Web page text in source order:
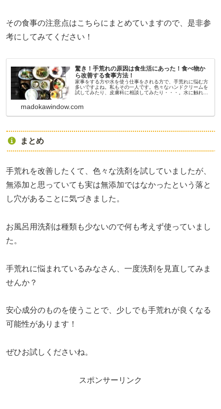
その食事の注意点はこちらにまとめていますので、是非参
考にしてみてください！
驚き！手荒れの原因は食生活にあった！食べ物か
ら改善する食事方法！
家事をする方や水を使う仕事をされる方で、手荒れに悩む方
多いですよね。私もその一人です。色々なハンドクリームを
試してみたり、皮膚科に相談してみたり・・・。水に触れる
madokawindow.com
まとめ
手荒れを改善したくて、色々な洗剤を試していましたが、
無添加と思っていても実は無添加ではなかったという落と
し穴があることに気づきました。
お風呂用洗剤は種類も少ないので何も考えず使っていまし
た。
手荒れに悩まれているみなさん、一度洗剤を見直してみま
せんか？
安心成分のものを使うことで、少しでも手荒れが良くなる
可能性があります！
ぜひお試しくださいね。
スポンサーリンク